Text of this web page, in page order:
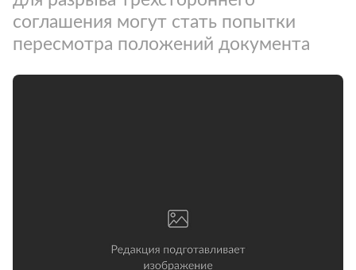
соглашения могут стать попытки
пересмотра положений документа